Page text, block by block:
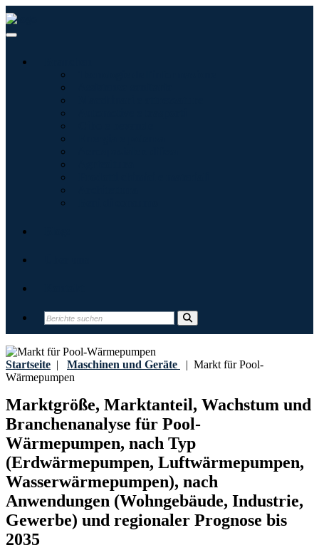
Startseite | Maschinen und Geräte | Markt für Pool-
Wärmepumpen
Marktgröße, Marktanteil, Wachstum und
Branchenanalyse für Pool-
Wärmepumpen, nach Typ
(Erdwärmepumpen, Luftwärmepumpen,
Wasserwärmepumpen), nach
Anwendungen (Wohngebäude, Industrie,
Gewerbe) und regionaler Prognose bis
2035